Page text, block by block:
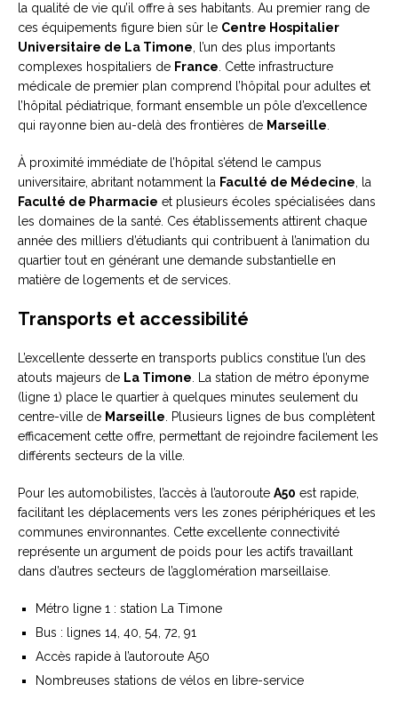
la qualité de vie qu’il offre à ses habitants. Au premier rang de
ces équipements figure bien sûr le Centre Hospitalier
Universitaire de La Timone, l’un des plus importants
complexes hospitaliers de France. Cette infrastructure
médicale de premier plan comprend l’hôpital pour adultes et
l’hôpital pédiatrique, formant ensemble un pôle d’excellence
qui rayonne bien au-delà des frontières de Marseille.
À proximité immédiate de l’hôpital s’étend le campus
universitaire, abritant notamment la Faculté de Médecine, la
Faculté de Pharmacie et plusieurs écoles spécialisées dans
les domaines de la santé. Ces établissements attirent chaque
année des milliers d’étudiants qui contribuent à l’animation du
quartier tout en générant une demande substantielle en
matière de logements et de services.
Transports et accessibilité
L’excellente desserte en transports publics constitue l’un des
atouts majeurs de La Timone. La station de métro éponyme
(ligne 1) place le quartier à quelques minutes seulement du
centre-ville de Marseille. Plusieurs lignes de bus complètent
efficacement cette offre, permettant de rejoindre facilement les
différents secteurs de la ville.
Pour les automobilistes, l’accès à l’autoroute A50 est rapide,
facilitant les déplacements vers les zones périphériques et les
communes environnantes. Cette excellente connectivité
représente un argument de poids pour les actifs travaillant
dans d’autres secteurs de l’agglomération marseillaise.
Métro ligne 1 : station La Timone
Bus : lignes 14, 40, 54, 72, 91
Accès rapide à l’autoroute A50
Nombreuses stations de vélos en libre-service